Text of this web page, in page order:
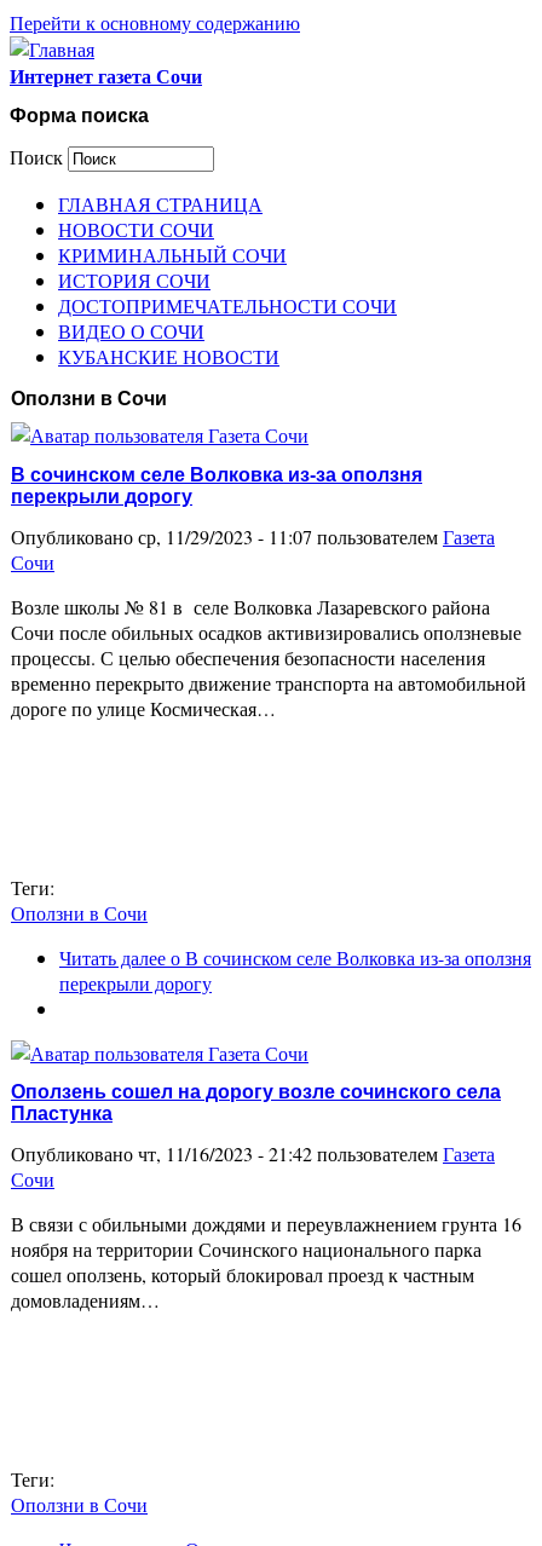
Перейти к основному содержанию
Интернет газета Сочи
Форма поиска
Поиск
ГЛАВНАЯ СТРАНИЦА
НОВОСТИ СОЧИ
КРИМИНАЛЬНЫЙ СОЧИ
ИСТОРИЯ СОЧИ
ДОСТОПРИМЕЧАТЕЛЬНОСТИ СОЧИ
ВИДЕО О СОЧИ
КУБАНСКИЕ НОВОСТИ
Оползни в Сочи
В сочинском селе Волковка из-за оползня
перекрыли дорогу
Опубликовано ср, 11/29/2023 - 11:07 пользователемГазета
Сочи
Возле школы № 81 в селе Волковка Лазаревского района
Сочи после обильных осадков активизировались оползневые
процессы. С целью обеспечения безопасности населения
временно перекрыто движение транспорта на автомобильной
дороге по улице Космическая…
Теги:
Оползни в Сочи
Читать далеео В сочинском селе Волковка из-за оползня
перекрыли дорогу
Оползень сошел на дорогу возле сочинского села
Пластунка
Опубликовано чт, 11/16/2023 - 21:42 пользователемГазета
Сочи
В связи с обильными дождями и переувлажнением грунта 16
ноября на территории Сочинского национального парка
сошел оползень, который блокировал проезд к частным
домовладениям…
Теги:
Оползни в Сочи